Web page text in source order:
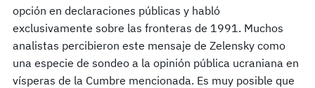
opción en declaraciones públicas y habló
exclusivamente sobre las fronteras de 1991. Muchos
analistas percibieron este mensaje de Zelensky como
una especie de sondeo a la opinión pública ucraniana en
vísperas de la Cumbre mencionada. Es muy posible que